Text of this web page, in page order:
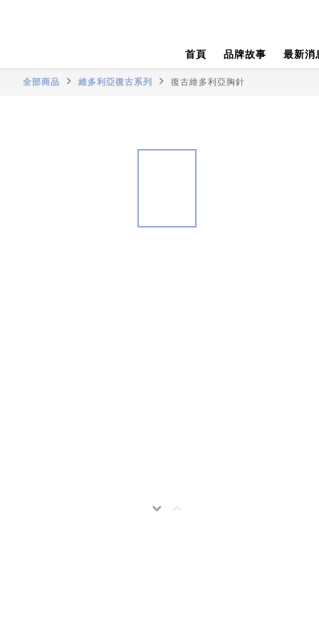
首頁 品牌故事 最新消
全部商品 維多利亞復古系列 復古維多利亞胸針